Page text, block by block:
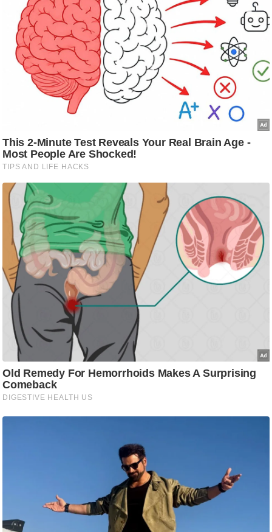
N
e
w
स्टा
इ
ल
टे
क्नॉ
लॉ
जी
ब्यू
टी
/
फै
श
न
घ
रे
लू
नु
स्खे